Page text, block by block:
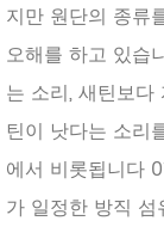
지만 원단의 종류
오해를 하고 있습
는 소리, 새틴보
틴이 낫다는 소리
에서 비롯됩니다
가 일정한 방직